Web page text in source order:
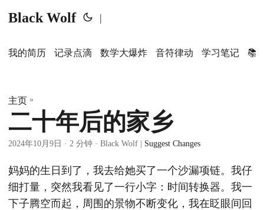
Black Wolf |
我的简历 记录点滴 数学大爆炸 音符律动 学习笔记 📚
主页 »
二十年后的家乡
2024年10月9日 · 2 分钟 · Black Wolf | Suggest Changes
妈妈的生日到了，我去给她买了一个沙漏项链。我仔
细打量，突然我看见了一行小字：时间转换器。我一
下子腾空而起，周围的景物不断变化，我在眨眼间回